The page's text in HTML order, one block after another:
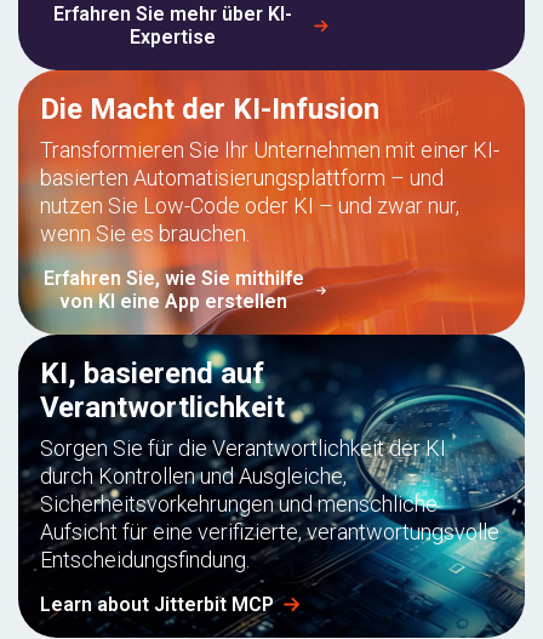
Erfahren Sie mehr über KI-
Expertise
Die Macht der KI-Infusion
Transformieren Sie Ihr Unternehmen mit einer KI-
basierten Automatisierungsplattform – und
nutzen Sie Low-Code oder KI – und zwar nur,
wenn Sie es brauchen.
Erfahren Sie, wie Sie mithilfe
von KI eine App erstellen
KI, basierend auf
Verantwortlichkeit
Sorgen Sie für die Verantwortlichkeit der KI
durch Kontrollen und Ausgleiche,
Sicherheitsvorkehrungen und menschliche
Aufsicht für eine verifizierte, verantwortungsvolle
Entscheidungsfindung.
Learn about Jitterbit MCP